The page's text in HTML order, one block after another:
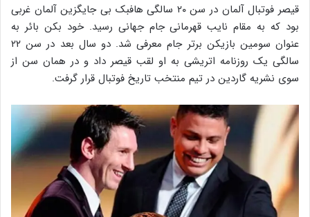
قیصر فوتبال آلمان در سن ۲۰ سالگی هافبک بی جایگزین آلمان غربی
بود که به مقام نایب قهرمانی جام جهانی رسید. خود بکن بائر به
عنوان سومین بازیکن برتر جام معرفی شد. دو سال بعد در سن ۲۲
سالگی یک روزنامه اتریشی به او لقب قیصر داد و در همان سن از
سوی نشریه گاردین در تیم منتخب تاریخ فوتبال قرار گرفت.